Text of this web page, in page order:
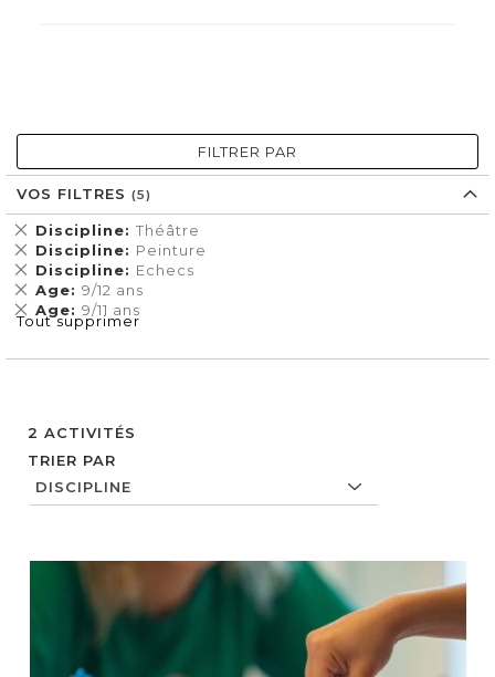
2 ACTIVITÉS
TRIER PAR
FILTRER PAR
VOS FILTRES
Discipline Théâtre
Supprimer
cet
Élément
Discipline Peinture
Supprimer
cet
Élément
Discipline Echecs
Supprimer
cet
Élément
Age 9/12 ans
Supprimer
cet
Élément
Age 9/11 ans
Supprimer
cet
Tout supprimer